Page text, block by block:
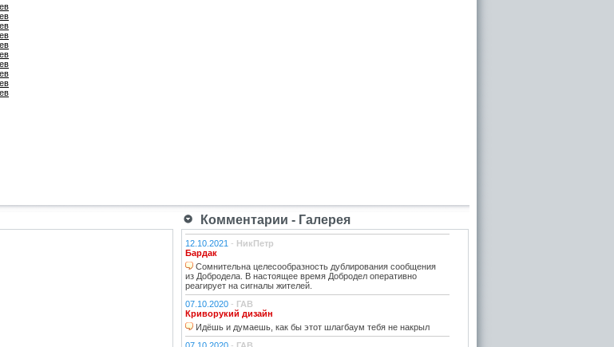
Комментарии - Галерея
12.10.2021 - НикПетр
Бардак
Сомнительна целесообразность дублирования сообщения
из Добродела. В настоящее время Добродел оперативно
реагирует на сигналы жителей.
07.10.2020 - ГАВ
Криворукий дизайн
Идёшь и думаешь, как бы этот шлагбаум тебя не накрыл